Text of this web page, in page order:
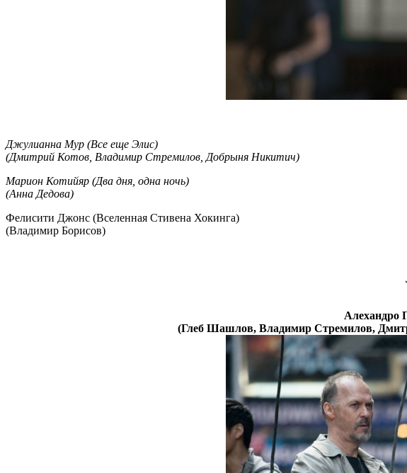
Джулианна Мур (Все еще Элис)
(Дмитрий Котов, Владимир Стремилов, Добрыня Никитич)
Марион Котийяр (Два дня, одна ночь)
(Анна Дедова)
Фелисити Джонс (Вселенная Стивена Хокинга)
(Владимир Борисов)
Алехандро
(Глеб Шашлов, Владимир Стремилов,